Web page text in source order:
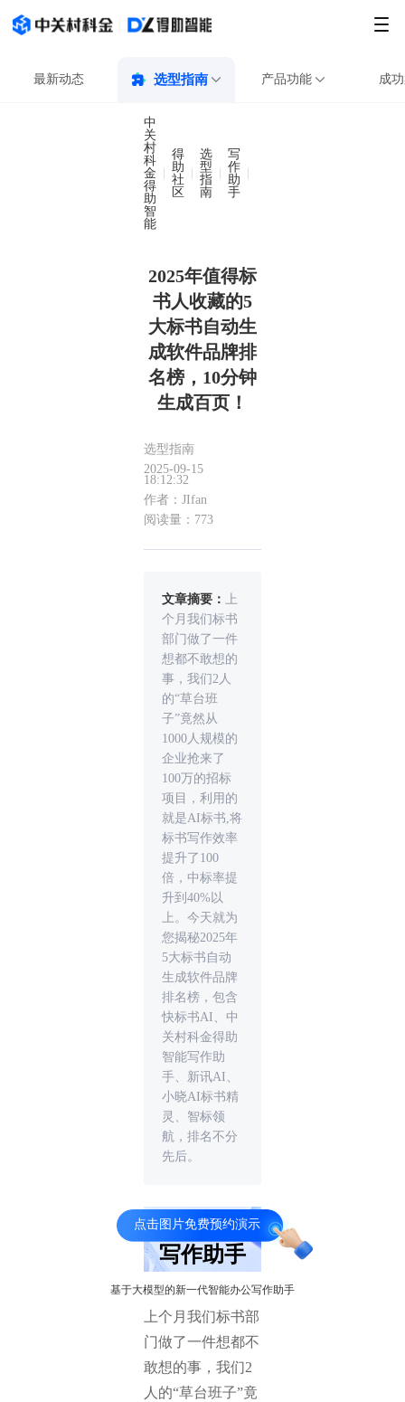
最新动态 选型指南 产品功能 成
中
关
村
科
金
得
助
智
能
得
助
社
区
选
型
指
南
写
作
助
手
2025年值得标
书人收藏的5
大标书自动生
成软件品牌排
名榜，10分钟
生成百页！
选型指南
2025-09-15
18:12:32
作者：JIfan
阅读量：773
文章摘要： 上
个月我们标书
部门做了一件
想都不敢想的
事，我们2人
的“草台班
子”竟然从
1000人规模的
企业抢来了
100万的招标
项目，利用的
就是AI标书,将
标书写作效率
提升了100
倍，中标率提
升到40%以
上。今天就为
您揭秘2025年
5大标书自动
生成软件品牌
排名榜，包含
快标书AI、中
关村科金得助
智能写作助
手、新讯AI、
小晓AI标书精
灵、智标领
航，排名不分
先后。
写作助手
基于大模型的新一代智能办公写作助手
点击图片免费预约演示
上个月我们标书部
门做了一件想都不
敢想的事，我们2
人的“草台班子”竟